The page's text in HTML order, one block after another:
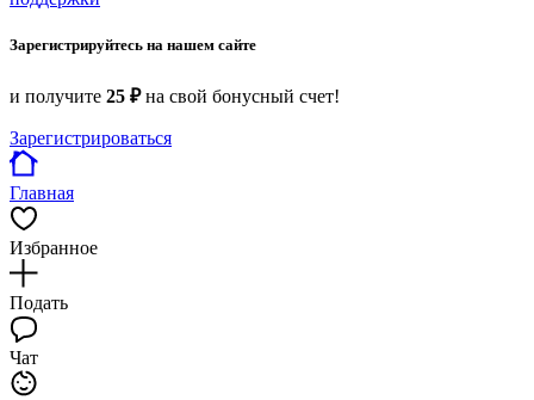
Зарегистрируйтесь на нашем сайте
и получите 25 ₽на свой бонусный счет!
Зарегистрироваться
Главная
Избранное
Подать
Чат